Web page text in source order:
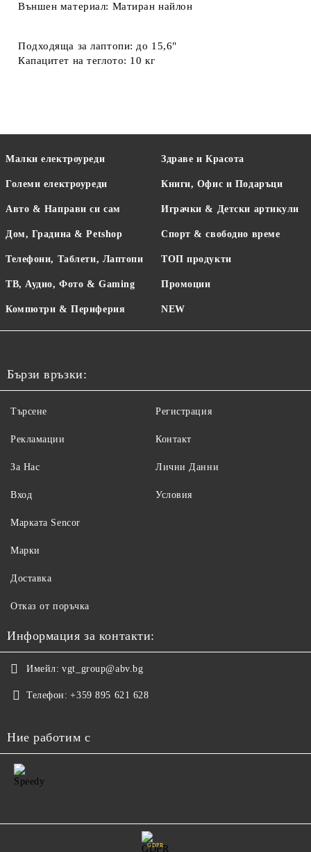
Външен материал: Матиран найлон
Подходяща за лаптопи: до 15,6"
Капацитет на теглото: 10 кг
Малки електроуреди
Големи електроуреди
Авто & Направи си сам
Дом, Градина & Petshop
Телефони, Таблети, Лаптопи
ТВ, Аудио, Фото & Gaming
Компютри & Периферия
Здраве и Красота
Книги, Офис и Подаръци
Играчки & Детски артикули
Спорт & свободно време
ТОП продукти
Промоции
NEW
Бързи връзки:
Търсене
Рекламации
За Нас
Вход
Регистрация
Контакт
Лични Данни
Условия
Maрката Sencor
Марки
Доставка
Отказ от поръчка
Информация за контакти:
Имейл: vgt_group@abv.bg
Телефон: +359 895 621 628
Ние работим с
GDPR